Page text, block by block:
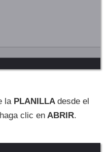
la PLANILLA desde el
clic en ABRIR.